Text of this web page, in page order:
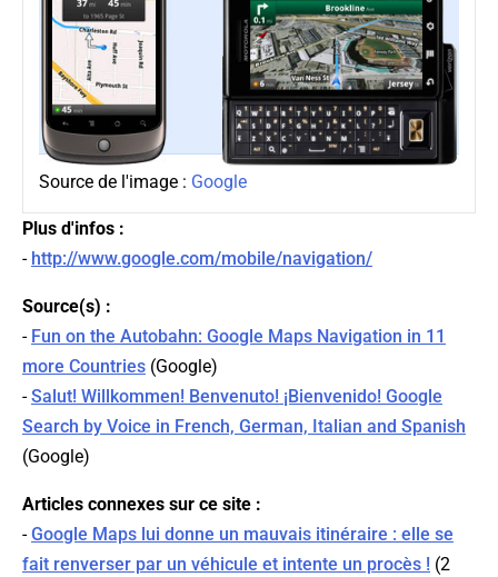
Source de l'image : Google
Plus d'infos :
- http://www.google.com/mobile/navigation/
Source(s) :
- Fun on the Autobahn: Google Maps Navigation in 11
more Countries (Google)
-Salut! Willkommen! Benvenuto! ¡Bienvenido! Google
Search by Voice in French, German, Italian and Spanish
(Google)
Articles connexes sur ce site :
-Google Maps lui donne un mauvais itinéraire : elle se
fait renverser par un véhicule et intente un procès ! (2